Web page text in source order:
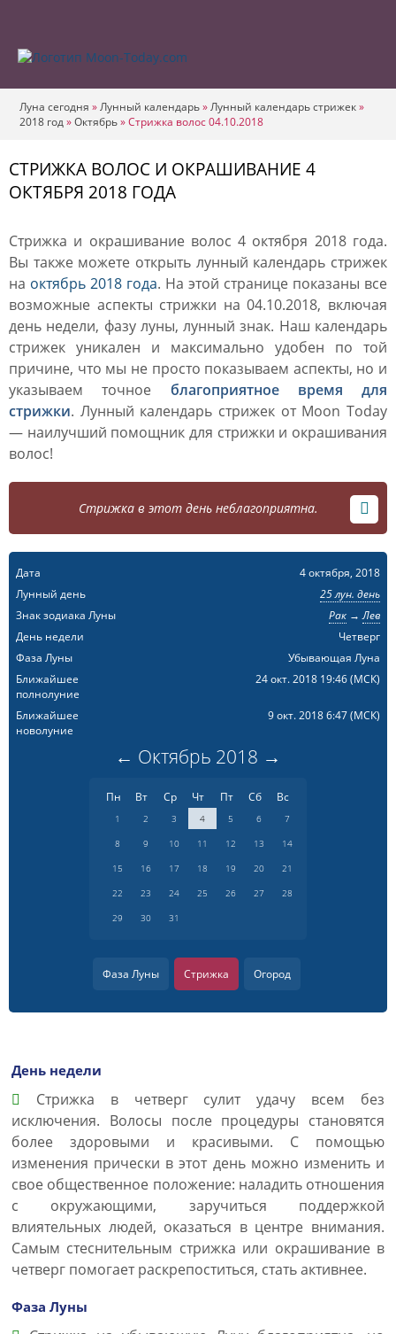
Луна сегодня »Лунный календарь»Лунный календарь стрижек»
2018 год»Октябрь»Стрижка волос 04.10.2018
СТРИЖКА ВОЛОС И ОКРАШИВАНИЕ 4
ОКТЯБРЯ 2018 ГОДА
Стрижка и окрашивание волос 4 октября 2018 года.
Вы также можете открыть лунный календарь стрижек
на октябрь 2018 года. На этой странице показаны все
возможные аспекты стрижки на 04.10.2018, включая
день недели, фазу луны, лунный знак. Наш календарь
стрижек уникален и максимально удобен по той
причине, что мы не просто показываем аспекты, но и
указываем точное благоприятное время для
стрижки. Лунный календарь стрижек от Moon Today
— наилучший помощник для стрижки и окрашивания
волос!
Стрижка в этот день неблагоприятна.
Дата
4 октября, 2018
Лунный день
25 лун. день
Знак зодиака Луны
Рак→Лев
День недели
Четверг
Фаза Луны
Убывающая Луна
Ближайшее
полнолуние
24 окт. 2018 19:46(МСК)
Ближайшее
новолуние
9 окт. 2018 6:47(МСК)
← Октябрь 2018 →
Пн Вт Ср Чт Пт Сб Вс
1 2 3 4 5 6
7
8
9 10 11 12 13
14
15
16 17 18 19 20
21
22
23 24 25 26 27
28
29
30 31
Фаза Луны Стрижка Огород
День недели
Cтрижка в четверг сулит удачу всем без
исключения. Волосы после процедуры становятся
более здоровыми и красивыми. С помощью
изменения прически в этот день можно изменить и
свое общественное положение: наладить отношения
с окружающими, заручиться поддержкой
влиятельных людей, оказаться в центре внимания.
Самым стеснительным стрижка или окрашивание в
четверг помогает раскрепоститься, стать активнее.
Фаза Луны